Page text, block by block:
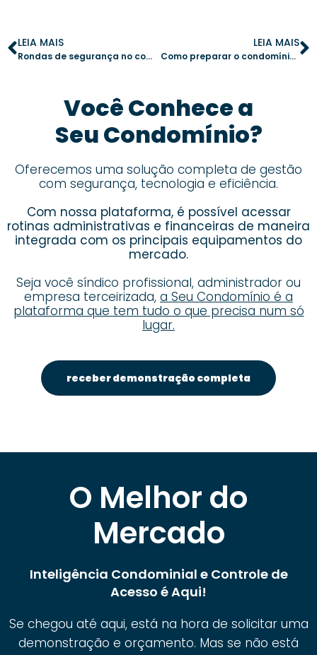
LEIA MAIS
Rondas de segurança no condomínio: melhores práticas para uma gestão eficiente
LEIA MAIS
Como preparar o condomínio para evitar incêndios: dicas essenciais para síndicos
Você Conhece a
Seu Condomínio?
Oferecemos uma solução completa de gestão
com segurança, tecnologia e eficiência.
Com nossa plataforma, é possível acessar
rotinas administrativas e financeiras de maneira
integrada com os principais equipamentos do
mercado.
Seja você síndico profissional, administrador ou
empresa terceirizada, a Seu Condomínio é a
plataforma que tem tudo o que precisa num só
lugar.
receber demonstração completa
O Melhor do
Mercado
Inteligência Condominial e Controle de
Acesso é Aqui!
Se chegou até aqui, está na hora de solicitar uma
demonstração e orçamento. Mas se não está